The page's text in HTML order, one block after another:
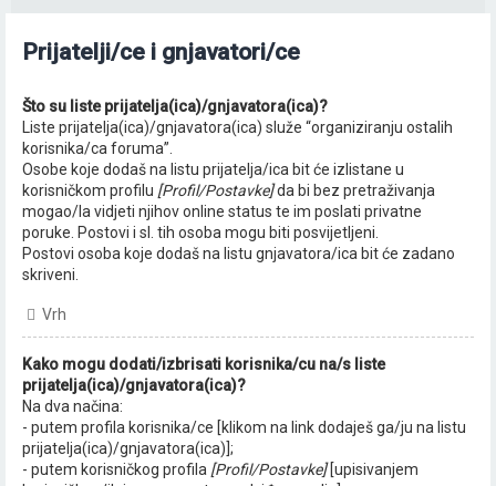
Prijatelji/ce i gnjavatori/ce
Što su liste prijatelja(ica)/gnjavatora(ica)?
Liste prijatelja(ica)/gnjavatora(ica) služe “organiziranju ostalih
korisnika/ca foruma”.
Osobe koje dodaš na listu prijatelja/ica bit će izlistane u
korisničkom profilu [Profil/Postavke]da bi bez pretraživanja
mogao/la vidjeti njihov online status te im poslati privatne
poruke. Postovi i sl. tih osoba mogu biti posvijetljeni.
Postovi osoba koje dodaš na listu gnjavatora/ica bit će zadano
skriveni.
Vrh
Kako mogu dodati/izbrisati korisnika/cu na/s liste
prijatelja(ica)/gnjavatora(ica)?
Na dva načina:
- putem profila korisnika/ce [klikom na link dodaješ ga/ju na listu
prijatelja(ica)/gnjavatora(ica)];
- putem korisničkog profila [Profil/Postavke][upisivanjem